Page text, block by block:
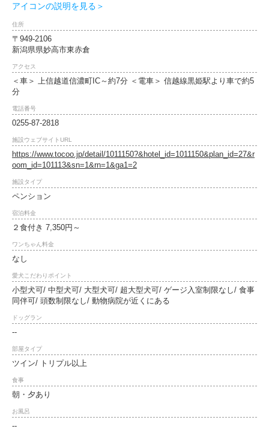
アイコンの説明を見る＞
住所
〒949-2106
新潟県県妙高市東赤倉
アクセス
＜車＞ 上信越道信濃町IC～約7分 ＜電車＞ 信越線黒姫駅より車で約5
分
電話番号
0255-87-2818
施設ウェブサイトURL
https://www.tocoo.jp/detail/1011150?&hotel_id=1011150&plan_id=27&r
oom_id=101113&sn=1&rn=1&ga1=2
施設タイプ
ペンション
宿泊料金
２食付き 7,350円～
ワンちゃん料金
なし
愛犬こだわりポイント
小型犬可/ 中型犬可/ 大型犬可/ 超大型犬可/ ゲージ入室制限なし/ 食事
同伴可/ 頭数制限なし/ 動物病院が近くにある
ドッグラン
--
部屋タイプ
ツイン/ トリプル以上
食事
朝・夕あり
お風呂
--